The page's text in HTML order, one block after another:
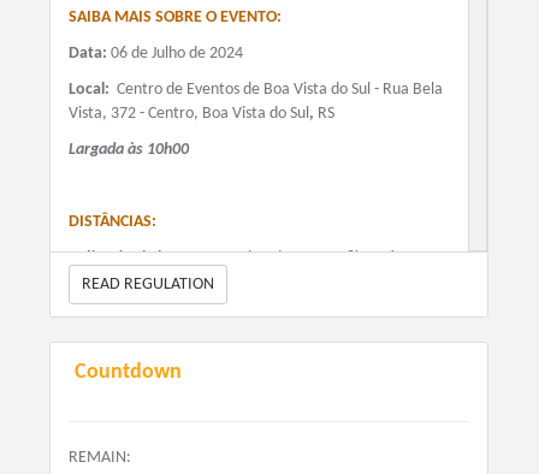
Distância Média 18 KM Individual
+ Taxa de Serviço (Quando houver)
+ Taxa de Serviço (Quando houver)
SAIBA MAIS SOBRE O EVENTO:
Data:06 de Julho de 2024
Local: Centro de Eventos de Boa Vista do Sul - Rua Bela
Vista, 372 - Centro, Boa Vista do Sul, RS
Largada às 10h00
DISTÂNCIAS:
Adista^ncia longa- aproximadamente 28km - é
formada por uma volta com aproximadamente 28km,
com grau de dificuldade alto.
Adistância média- aproximadamente 18km - é
formada por uma volta com aproximadamente 18km,
formada por uma volta com aproximadamente 7,5km,
READ REGULATION
Countdown
REMAIN: